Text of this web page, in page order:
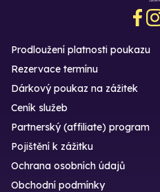
Prodloužení platnosti poukazu
Rezervace termínu
Dárkový poukaz na zážitek
Ceník služeb
Partnerský (affiliate) program
Pojištění k zážitku
Ochrana osobních údajů
Obchodní podmínky